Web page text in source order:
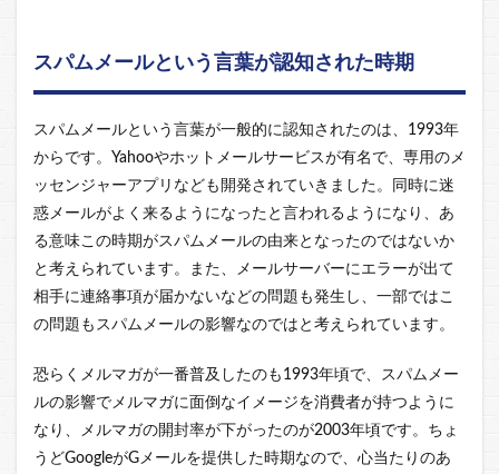
スパムメールという言葉が認知された時期
スパムメールという言葉が一般的に認知されたのは、1993年
からです。Yahooやホットメールサービスが有名で、専用のメ
ッセンジャーアプリなども開発されていきました。同時に迷
惑メールがよく来るようになったと言われるようになり、あ
る意味この時期がスパムメールの由来となったのではないか
と考えられています。また、メールサーバーにエラーが出て
相手に連絡事項が届かないなどの問題も発生し、一部ではこ
の問題もスパムメールの影響なのではと考えられています。
恐らくメルマガが一番普及したのも1993年頃で、スパムメー
ルの影響でメルマガに面倒なイメージを消費者が持つように
なり、メルマガの開封率が下がったのが2003年頃です。ちょ
うどGoogleがGメールを提供した時期なので、心当たりのあ